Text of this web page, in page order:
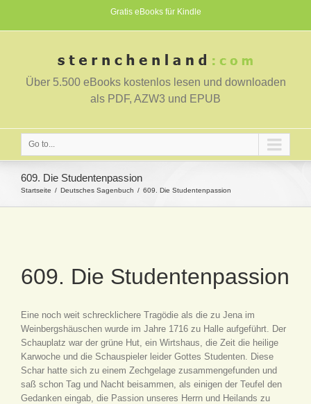
Gratis eBooks für Kindle
Über 5.500 eBooks kostenlos lesen und downloaden
als PDF, AZW3 und EPUB
Go to...
609. Die Studentenpassion
Startseite Deutsches Sagenbuch 609. Die Studentenpassion
609. Die Studentenpassion
Eine noch weit schrecklichere Tragödie als die zu Jena im
Weinbergshäuschen wurde im Jahre 1716 zu Halle aufgeführt. Der
Schauplatz war der grüne Hut, ein Wirtshaus, die Zeit die heilige
Karwoche und die Schauspieler leider Gottes Studenten. Diese
Schar hatte sich zu einem Zechgelage zusammengefunden und
saß schon Tag und Nacht beisammen, als einigen der Teufel den
Gedanken eingab, die Passion unseres Herrn und Heilands zu